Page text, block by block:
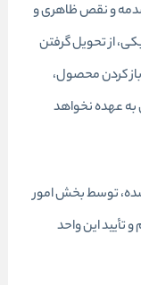
و نقص ظاهری و
از تحویل گرفتن
کردن محصول،
عهده نخواهد
توسط بخش امور
این واحد